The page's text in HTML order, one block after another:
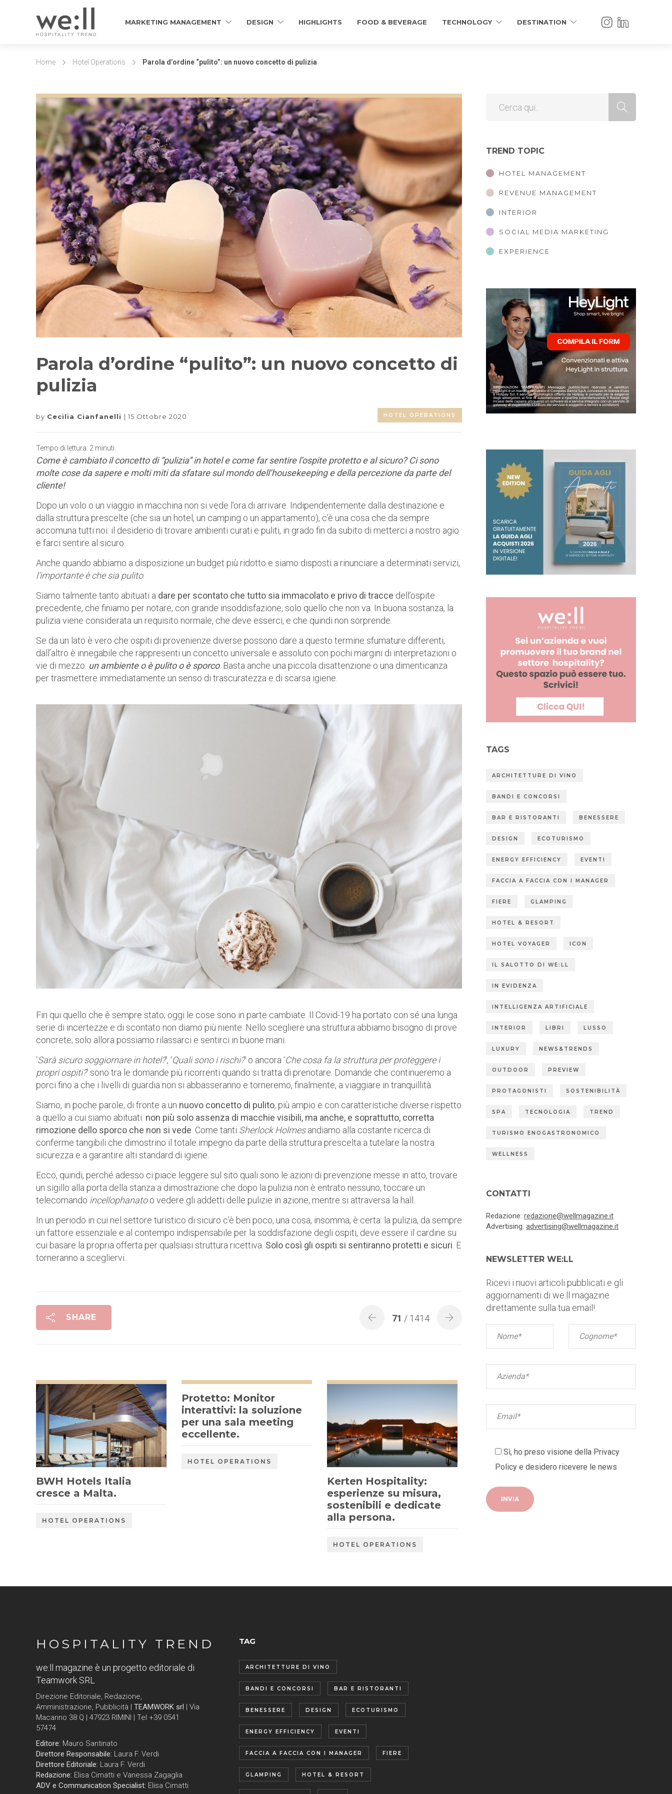
MARKETING MANAGEMENT DESIGN HIGHLIGHTS FOOD & BEVERAGE TECHNOLOGY DESTINATION
Home Hotel Operations Parola d’ordine “pulito”: un nuovo concetto di pulizia
Parola d’ordine “pulito”: un nuovo concetto di
pulizia
by Cecilia Cianfanelli 15 Ottobre 2020 HOTEL OPERATIONS
Tempo di lettura: 2 minuti.
Come è cambiato il concetto di “pulizia” in hotel e come far sentire l’ospite protetto e al sicuro? Ci sono
molte cose da sapere e molti miti da sfatare sul mondo dell’housekeeping e della percezione da parte del
cliente!
Dopo un volo o un viaggio in macchina non si vede l’ora di arrivare. Indipendentemente dalla destinazione e
dalla struttura prescelte (che sia un hotel, un camping o un appartamento), c’è una cosa che da sempre
accomuna tutti noi: il desiderio di trovare ambienti curati e puliti, in grado fin da subito di metterci a nostro agio
e farci sentire al sicuro.
Anche quando abbiamo a disposizione un budget più ridotto e siamo disposti a rinunciare a determinati servizi,
l’importante è che sia pulito.
Siamo talmente tanto abituati a dare per scontato che tutto sia immacolato e privo di tracce dell’ospite
precedente, che finiamo per notare, con grande insoddisfazione, solo quello che non va. In buona sostanza, la
pulizia viene considerata un requisito normale, che deve esserci, e che quindi non sorprende.
Se da un lato è vero che ospiti di provenienze diverse possono dare a questo termine sfumature differenti,
dall’altro è innegabile che rappresenti un concetto universale e assoluto con pochi margini di interpretazioni o
vie di mezzo: un ambiente o è pulito o è sporco. Basta anche una piccola disattenzione o una dimenticanza
per trasmettere immediatamente un senso di trascuratezza e di scarsa igiene.
Fin qui quello che è sempre stato; oggi le cose sono in parte cambiate. Il Covid-19 ha portato con sé una lunga
serie di incertezze e di scontato non diamo più niente. Nello scegliere una struttura abbiamo bisogno di prove
concrete; solo allora possiamo rilassarci e sentirci in buone mani.
‘Sarà sicuro soggiornare in hotel?’, ‘Quali sono i rischi?’ o ancora ‘Che cosa fa la struttura per proteggere i
propri ospiti?’ sono tra le domande più ricorrenti quando si tratta di prenotare. Domande che continueremo a
porci fino a che i livelli di guardia non si abbasseranno e torneremo, finalmente, a viaggiare in tranquillità.
Siamo, in poche parole, di fronte a un nuovo concetto di pulito, più ampio e con caratteristiche diverse rispetto
a quello a cui siamo abituati: non più solo assenza di macchie visibili, ma anche, e soprattutto, corretta
rimozione dello sporco che non si vede . Come tanti Sherlock Holmesandiamo alla costante ricerca di
conferme tangibili che dimostrino il totale impegno da parte della struttura prescelta a tutelare la nostra
sicurezza e a garantire alti standard di igiene.
Ecco, quindi, perché adesso ci piace leggere sul sito quali sono le azioni di prevenzione messe in atto, trovare
un sigillo alla porta della stanza a dimostrazione che dopo la pulizia non è entrato nessuno, toccare un
telecomando incellophanatoo vedere gli addetti delle pulizie in azione, mentre si attraversa la hall.
In un periodo in cui nel settore turistico di sicuro c’è ben poco, una cosa, insomma, è certa: la pulizia, da sempre
un fattore essenziale e al contempo indispensabile per la soddisfazione degli ospiti, deve essere il cardine su
cui basare la propria offerta per qualsiasi struttura ricettiva. Solo così gli ospiti si sentiranno protetti e sicuri . E
torneranno a scegliervi.
SHARE 71 / 1414
BWH Hotels Italia
cresce a Malta.
HOTEL OPERATIONS
Protetto: Monitor
interattivi: la soluzione
per una sala meeting
eccellente.
HOTEL OPERATIONS
Kerten Hospitality:
esperienze su misura,
sostenibili e dedicate
alla persona.
HOTEL OPERATIONS
TREND TOPIC
HOTEL MANAGEMENT
REVENUE MANAGEMENT
INTERIOR
SOCIAL MEDIA MARKETING
EXPERIENCE
TAGS
ARCHITETTURE DI VINO
BANDI E CONCORSI
BAR E RISTORANTI BENESSERE
DESIGN ECOTURISMO
ENERGY EFFICIENCY EVENTI
FACCIA A FACCIA CON I MANAGER
FIERE GLAMPING
HOTEL & RESORT
HOTEL VOYAGER ICON
IL SALOTTO DI WE:LL
IN EVIDENZA
INTELLIGENZA ARTIFICIALE
INTERIOR LIBRI LUSSO
LUXURY NEWS&TRENDS
OUTDOOR PREVIEW
PROTAGONISTI SOSTENIBILITÀ
SPA TECNOLOGIA TREND
TURISMO ENOGASTRONOMICO
WELLNESS
CONTATTI
Redazione: redazione@wellmagazine.it
Advertising: advertising@wellmagazine.it
NEWSLETTER WE:LL
Ricevi i nuovi articoli pubblicati e gli
aggiornamenti di we:ll magazine
direttamente sulla tua email!
Sì, ho preso visione della Privacy
Policy e desidero ricevere le news
HOSPITALITY TREND
we:ll magazine è un progetto editoriale di
Teamwork SRL
Direzione Editoriale, Redazione,
Amministrazione, Pubblicità | TEAMWORK srl | Via
Macanno 38 Q | 47923 RIMINI | Tel +39 0541
57474
Editore: Mauro Santinato
Direttore Responsabile: Laura F. Verdi
Direttore Editoriale: Laura F. Verdi
Redazione: Elisa Cimatti e Vanessa Zagaglia
ADV e Communication Specialist: Elisa Cimatti
TAG
ARCHITETTURE DI VINO
BANDI E CONCORSI BAR E RISTORANTI
BENESSERE DESIGN ECOTURISMO
ENERGY EFFICIENCY EVENTI
FACCIA A FACCIA CON I MANAGER FIERE
GLAMPING HOTEL & RESORT